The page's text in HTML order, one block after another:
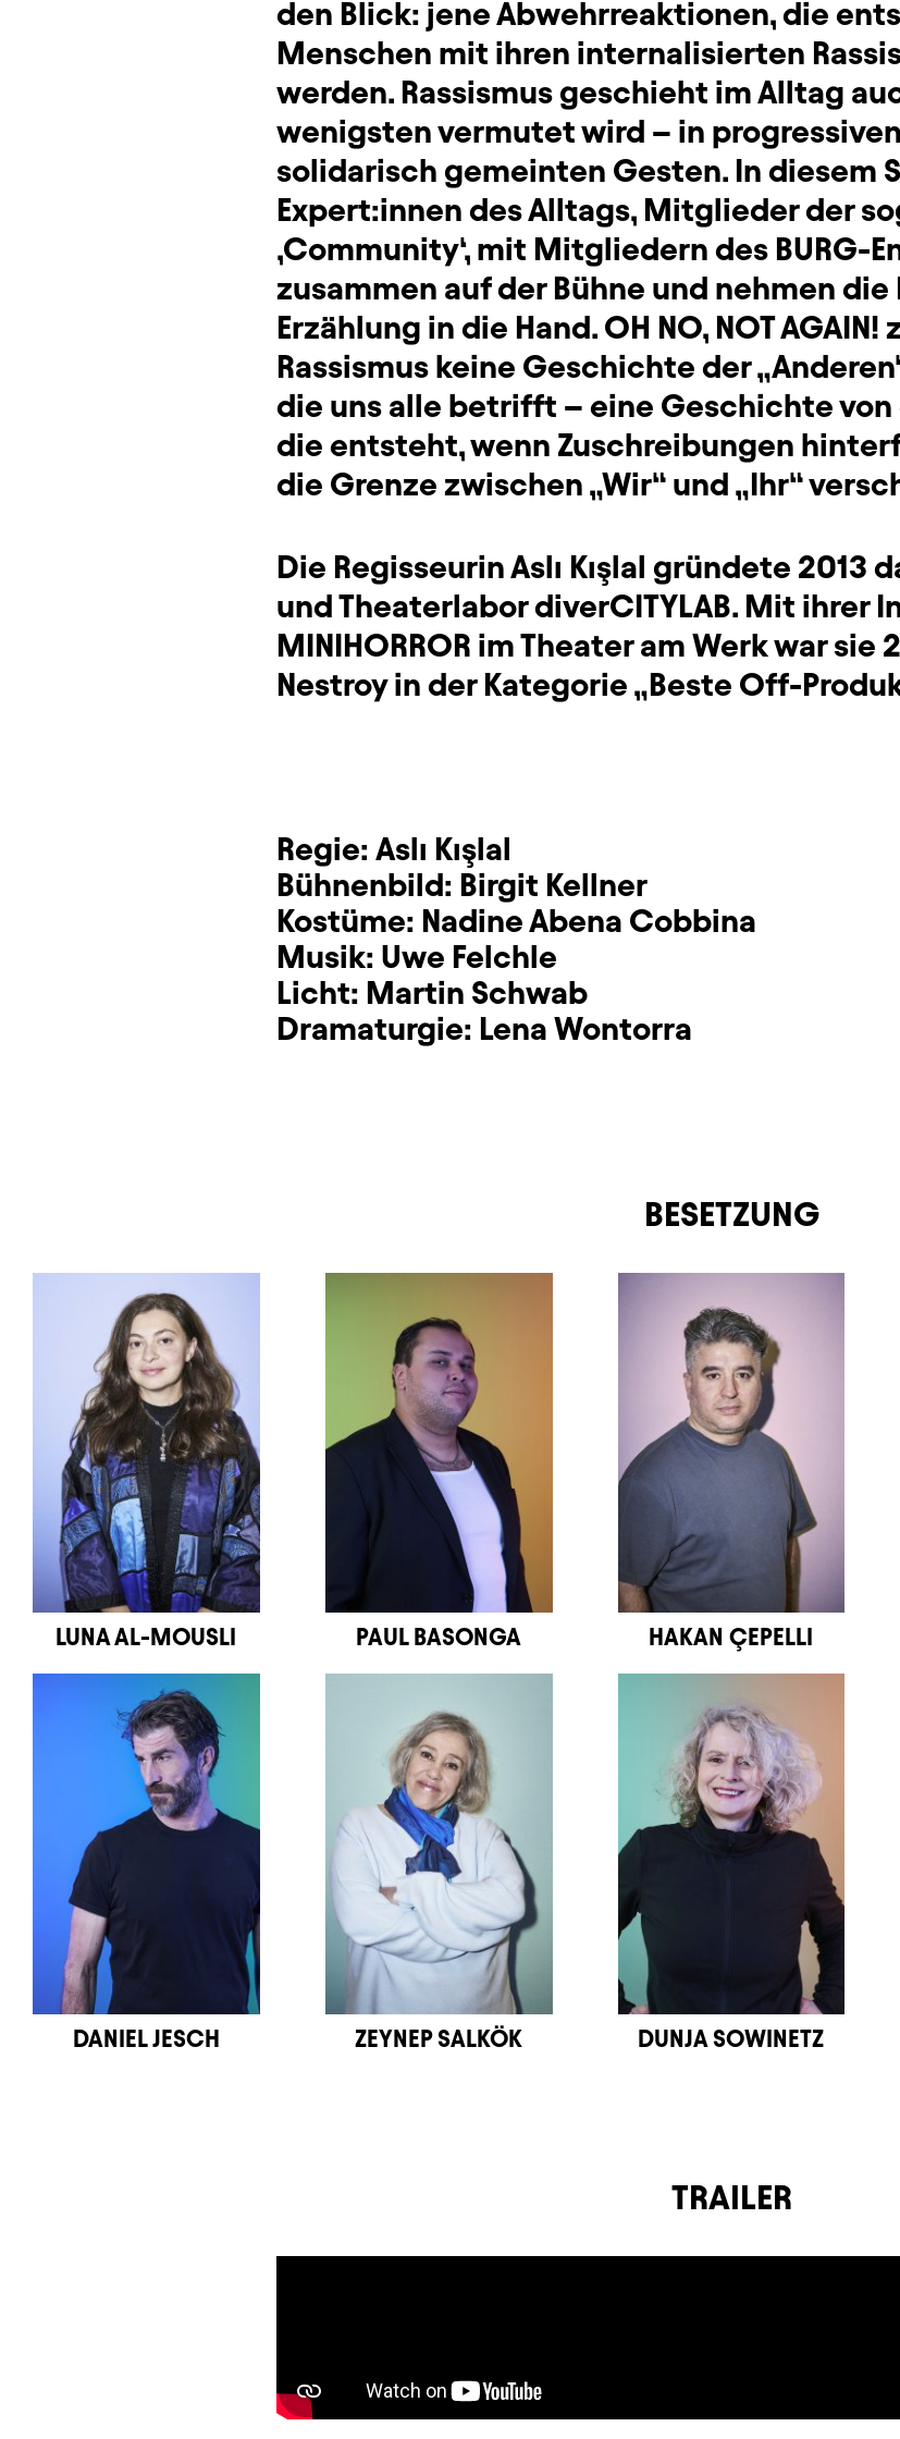
den Blick: jene Abwehrreaktionen, die
Menschen mit ihren internalisierten
werden. Rassismus geschieht im Alltag
wenigsten vermutet wird – in
solidarisch gemeinten Gesten. In diesem
Expert:innen des Alltags, Mitglieder der
‚Community‘, mit Mitgliedern des BURG-
zusammen auf der Bühne und nehmen
Erzählung in die Hand. OH NO, NOT AGAIN!
Rassismus keine Geschichte der
die uns alle betrifft – eine Geschichte
die entsteht, wenn Zuschreibungen
die Grenze zwischen „Wir“ und „Ihr“
Die Regisseurin Aslı Kışlal gründete 2013
und Theaterlabor diverCITYLAB. Mit ihrer
MINIHORROR im Theater am Werk war sie
Nestroy in der Kategorie „Beste Off-
Regie: Aslı Kışlal
Bühnenbild: Birgit Kellner
Kostüme: Nadine Abena Cobbina
Musik: Uwe Felchle
Licht: Martin Schwab
Dramaturgie: Lena Wontorra
BESETZUNG
LUNA AL-MOUSLI PAUL BASONGA HAKAN ÇEPELLI
DANIEL JESCH ZEYNEP SALKÖK DUNJA SOWINETZ
TRAILER